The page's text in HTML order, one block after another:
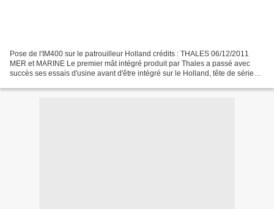
Pose de l'IM400 sur le patrouilleur Holland crédits : THALES 06/12/2011
MER et MARINE Le premier mât intégré produit par Thales a passé avec
succès ses essais d'usine avant d'être intégré sur le Holland, tête de série